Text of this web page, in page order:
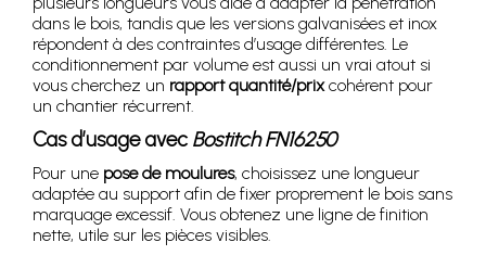
dans le bois, tandis que les versions galvanisées et inox
répondent à des contraintes d’usage différentes. Le
conditionnement par volume est aussi un vrai atout si
vous cherchez un rapport quantité/prixcohérent pour
un chantier récurrent.
Cas d’usage avec Bostitch FN16250
Pour une pose de moulures, choisissez une longueur
adaptée au support afin de fixer proprement le bois sans
marquage excessif. Vous obtenez une ligne de finition
nette, utile sur les pièces visibles.